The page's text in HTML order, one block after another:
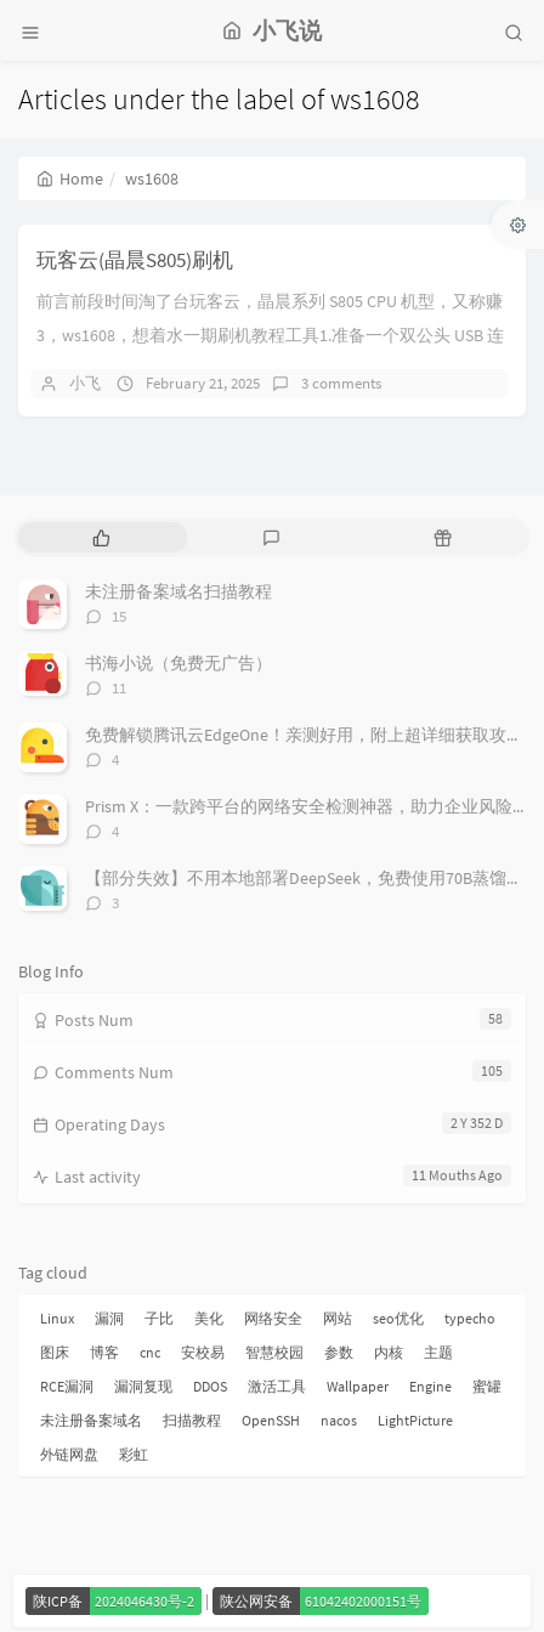
小飞说
Articles under the label of ws1608
Home ws1608
玩客云(晶晨S805)刷机
前言前段时间淘了台玩客云，晶晨系列 S805 CPU 机型，又称赚
3，ws1608，想着水一期刷机教程工具1.准备一个双公头 USB 连
小飞 February 21, 2025 3 comments
P
p
u
a
r
r
t
c
l
s
m
n
R
t
l
未注册备案域名扫描教程
评
数：
15
书海小说（免费无广告）
评
数：
11
免费解锁腾讯云EdgeOne！亲测好用，附上超详细获取攻略！
评
数：
4
Prism X：一款跨平台的网络安全检测神器，助力企业风险管理
评
数：
4
【部分失效】不用本地部署DeepSeek，免费使用70B蒸馏模型
评
3
Blog Info
58
Posts Num
105
Comments Num
2 Y 352 D
Operating Days
11 Mouths Ago
Last activity
Tag cloud
Linux 漏洞 子比 美化 网络安全 网站 seo优化
typecho
图床
博客 cnc 安校易 智慧校园 参数 内核
主题
RCE漏洞
漏洞复现 DDOS 激活工具 Wallpaper Engine
蜜罐
未注册备案域名
扫描教程 OpenSSH nacos
LightPicture
外链网盘
彩虹
陕ICP备 2024046430号-2 | 陕公网安备 61042402000151号